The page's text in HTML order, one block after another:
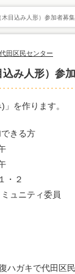
木目込み人形）参加者募
代田区民センター
込み人形）
を作ります。
きる方
・２
ュニティ委員
ガキで代田区